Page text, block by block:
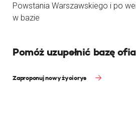
Powstania Warszawskiego i po
w bazie
Pomóż uzupełnić bazę
Zaproponuj nowy życiorys